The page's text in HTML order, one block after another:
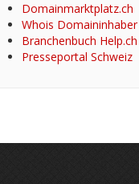
Domainmarktplatz.ch
Whois Domaininhaber
Branchenbuch Help.ch
Presseportal Schweiz